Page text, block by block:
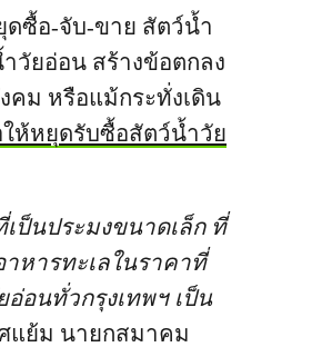
ซื้อ-จับ-ขาย สัตว์น้ำ
วัยอ่อน สร้างข้อตกลง
ม หรือแม้กระทั่งเดิน
ห้หยุดรับซื้อสัตว์น้ำวัย
ป็นประมงขนาดเล็ก ที่
หารทะเลในราคาที่
อนทั่วกรุงเทพฯ เป็น
แย้ม นายกสมาคม